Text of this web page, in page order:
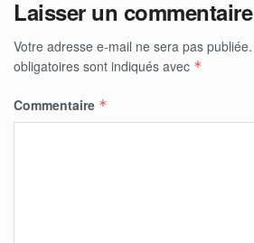
Laisser un commentaire
Votre adresse e-mail ne sera pas publiée.
obligatoires sont indiqués avec *
Commentaire *